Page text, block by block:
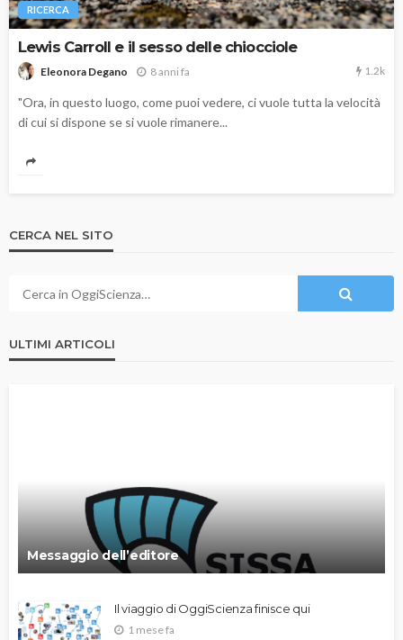
RICERCA
Lewis Carroll e il sesso delle chiocciole
Eleonora Degano 8 anni fa 1.2k
"Ora, in questo luogo, come puoi vedere, ci vuole tutta la velocità
di cui si dispone se si vuole rimanere...
CERCA NEL SITO
ULTIMI ARTICOLI
Messaggio dell’editore
Il viaggio di OggiScienza finisce qui
1 mese fa